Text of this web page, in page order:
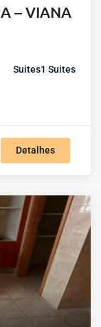
– VIANA
Suites1 Suites
Detalhes